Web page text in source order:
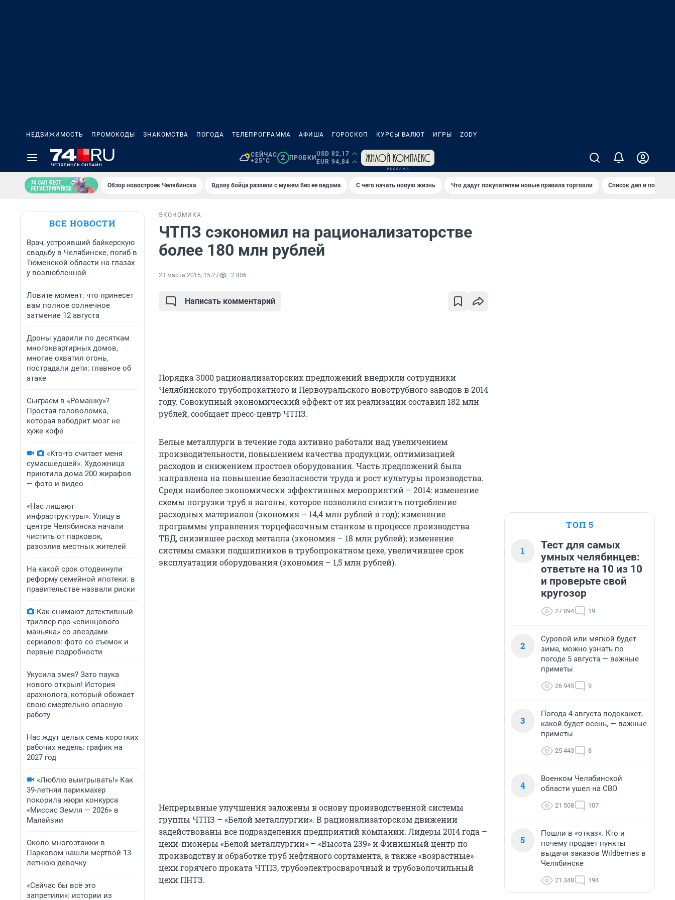
НЕДВИЖИМОСТЬ ПРОМОКОДЫ ЗНАКОМСТВА ПОГОДА ТЕЛЕПРОГРАММА АФИША ГОРОСКОП КУРСЫ ВАЛЮТ ИГРЫ ZODY
СЕЙЧАС
+25°C
2 ПРОБКИ
USD 82,17
EUR 94,84
Обзор новостроек Челябинска Вдову бойца развели с мужем без ее ведома С чего начать новую жизнь Что дадут покупателям новые правила торговли Список дел и покупок
ВСЕ НОВОСТИ
Врач, устроивший байкерскую
свадьбу в Челябинске, погиб в
Тюменской области на глазах
у возлюбленной
Ловите момент: что принесет
вам полное солнечное
затмение 12 августа
Дроны ударили по десяткам
многоквартирных домов,
многие охватил огонь,
пострадали дети: главное об
атаке
Сыграем в «Ромашку»?
Простая головоломка,
которая взбодрит мозг не
хуже кофе
«Кто-то считает меня
сумасшедшей». Художница
приютила дома 200 жирафов
— фото и видео
«Нас лишают
инфраструктуры». Улицу в
центре Челябинска начали
чистить от парковок,
разозлив местных жителей
На какой срок отодвинули
реформу семейной ипотеки: в
правительстве назвали риски
Как снимают детективный
триллер про «свинцового
маньяка» со звездами
сериалов: фото со съемок и
первые подробности
Укусила змея? Зато паука
нового открыл! История
арахнолога, который обожает
свою смертельно опасную
работу
Нас ждут целых семь коротких
рабочих недель: график на
2027 год
«Люблю выигрывать!» Как
39-летняя парикмахер
покорила жюри конкурса
«Миссис Земля — 2026» в
Малайзии
Около многоэтажки в
Парковом нашли мертвой 13-
летнюю девочку
«Сейчас бы всё это
запретили»: истории из
ЭКОНОМИКА
ЧТПЗ сэкономил на рационализаторстве
более 180 млн рублей
23 марта 2015, 15:27 2 806
Написать комментарий
Порядка 3000 рационализаторских предложений внедрили сотрудники
Челябинского трубопрокатного и Первоуральского новотрубного заводов в 2014
году. Совокупный экономический эффект от их реализации составил 182 млн
рублей, сообщает пресс-центр ЧТПЗ.
Белые металлурги в течение года активно работали над увеличением
производительности, повышением качества продукции, оптимизацией
расходов и снижением простоев оборудования. Часть предложений была
направлена на повышение безопасности труда и рост культуры производства.
Среди наиболее экономически эффективных мероприятий – 2014: изменение
схемы погрузки труб в вагоны, которое позволило снизить потребление
расходных материалов (экономия – 14,4 млн рублей в год); изменение
программы управления торцефасочным станком в процессе производства
ТБД, снизившее расход металла (экономия – 18 млн рублей); изменение
системы смазки подшипников в трубопрокатном цехе, увеличившее срок
эксплуатации оборудования (экономия – 1,5 млн рублей).
Непрерывные улучшения заложены в основу производственной системы
группы ЧТПЗ – «Белой металлургии». В рационализаторском движении
задействованы все подразделения предприятий компании. Лидеры 2014 года –
цехи-пионеры «Белой металлургии» – «Высота 239» и Финишный центр по
производству и обработке труб нефтяного сортамента, а также «возрастные»
цехи горячего проката ЧТПЗ, трубоэлектросварочный и трубоволочильный
цехи ПНТЗ.
ТОП 5
1
Тест для самых
умных челябинцев:
ответьте на 10 из 10
и проверьте свой
кругозор
27 894 19
2
Суровой или мягкой будет
зима, можно узнать по
погоде 5 августа — важные
приметы
26 945 9
3
Погода 4 августа подскажет,
какой будет осень, — важные
приметы
25 443 8
4
Военком Челябинской
области ушел на СВО
21 508 107
5
Пошли в «отказ». Кто и
почему продает пункты
выдачи заказов Wildberries в
Челябинске
21 348 194